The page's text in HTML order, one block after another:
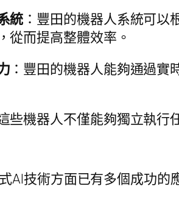
統 ：豐田的機器人系統可
從而提高整體效率。
：豐田的機器人能夠通過
些機器人不僅能夠獨立執行
AI技術方面已有多個成功